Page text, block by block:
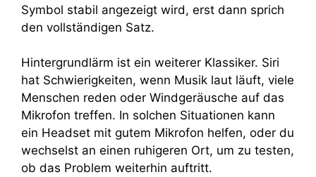
Symbol stabil angezeigt wird, erst dann sprich
den vollständigen Satz.
Hintergrundlärm ist ein weiterer Klassiker. Siri
hat Schwierigkeiten, wenn Musik laut läuft, viele
Menschen reden oder Windgeräusche auf das
Mikrofon treffen. In solchen Situationen kann
ein Headset mit gutem Mikrofon helfen, oder du
wechselst an einen ruhigeren Ort, um zu testen,
ob das Problem weiterhin auftritt.